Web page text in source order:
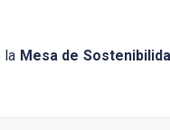
la Mesa de